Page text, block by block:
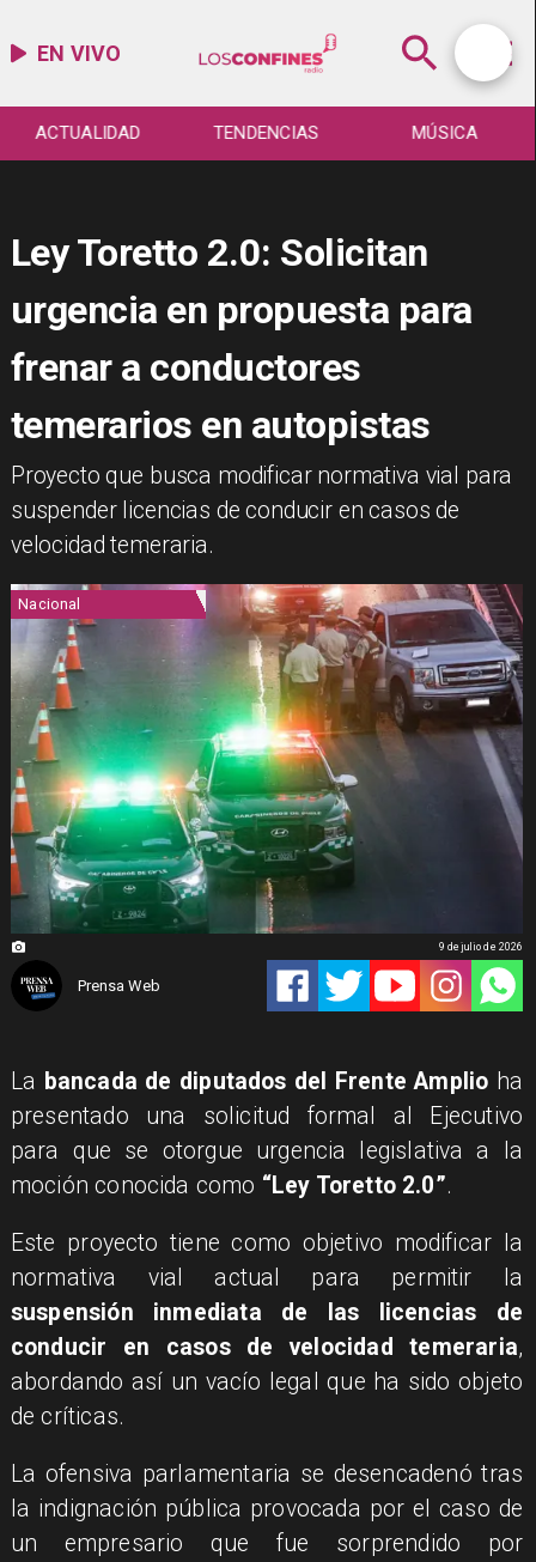
EN VIVO
ACTUALIDAD TENDENCIAS MÚSICA
Ley Toretto 2.0: Solicitan
urgencia en propuesta para
frenar a conductores
temerarios en autopistas
Proyecto que busca modificar normativa vial para
suspender licencias de conducir en casos de
velocidad temeraria.
Nacional
Prensa Web
9 de julio de 2026
La bancada de diputados del Frente Amplio ha
presentado una solicitud formal al Ejecutivo
para que se otorgue urgencia legislativa a la
moción conocida como “Ley Toretto 2.0”.
Este proyecto tiene como objetivo modificar la
normativa vial actual para permitir la
suspensión inmediata de las licencias de
conducir en casos de velocidad temeraria,
abordando así un vacío legal que ha sido objeto
de críticas.
La ofensiva parlamentaria se desencadenó tras
la indignación pública provocada por el caso de
un empresario que fue sorprendido por